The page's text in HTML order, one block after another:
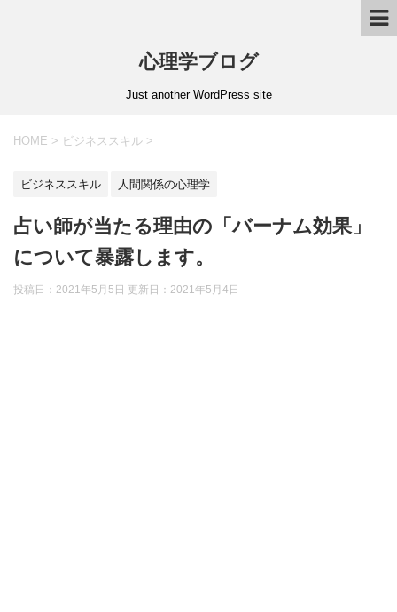
心理学ブログ
Just another WordPress site
HOME > ビジネススキル >
ビジネススキル 人間関係の心理学
占い師が当たる理由の「バーナム効果」
について暴露します。
投稿日：2021年5月5日 更新日： 2021年5月4日